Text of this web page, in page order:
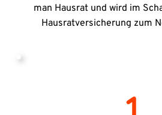
man Hausrat und wird im
Hausratversicherung zum